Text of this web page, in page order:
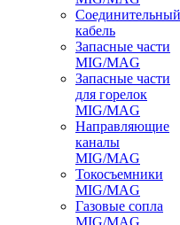
Соединительный
кабель
Запасные части
MIG/MAG
Запасные части
для горелок
MIG/MAG
Направляющие
каналы
MIG/MAG
Токосъемники
MIG/MAG
Газовые сопла
MIG/MAG